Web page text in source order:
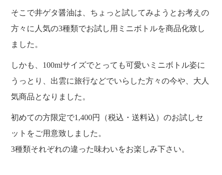
そこで井ゲタ醤油は、ちょっと試してみようとお考えの
方々に人気の3種類でお試し用ミニボトルを商品化致し
ました。
しかも、100mlサイズでとっても可愛いミニボトル姿に
うっとり、出雲に旅行などでいらした方々の今や、大人
気商品となりました。
初めての方限定で1,400円（税込・送料込）のお試しセ
ットをご用意致しました。
3種類それぞれの違った味わいをお楽しみ下さい。